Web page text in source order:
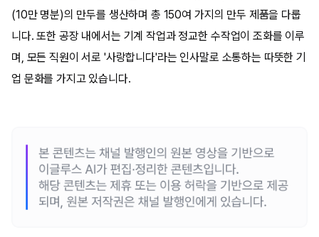
(10만 명분)의 만두를 생산하며 총 150여 가지의 만두 제품을 다룹
니다. 또한 공장 내에서는 기계 작업과 정교한 수작업이 조화를 이루
며, 모든 직원이 서로 '사랑합니다'라는 인사말로 소통하는 따뜻한 기
업 문화를 가지고 있습니다.